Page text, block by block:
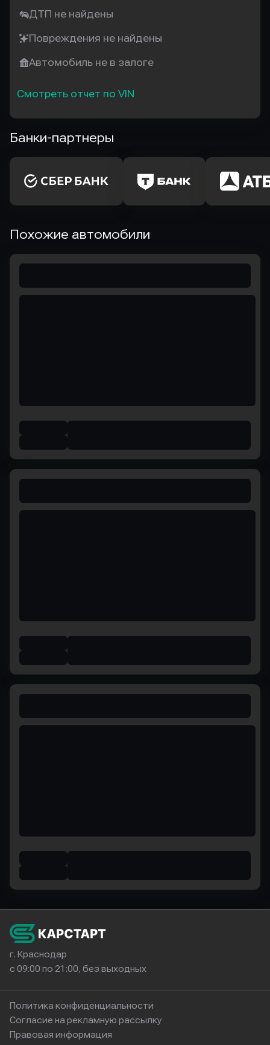
ДТП не найдены
Повреждения не найдены
Автомобиль не в залоге
Смотреть отчет по VIN
Банки-партнеры
Похожие автомобили
г. Краснодар
с 09:00 по 21:00, без выходных
Политика конфиденциальности
Согласие на рекламную рассылку
Правовая информация